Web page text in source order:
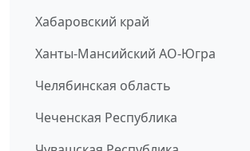
Хабаровский край
Ханты-Мансийский АО-Югра
Челябинская область
Чеченская Республика